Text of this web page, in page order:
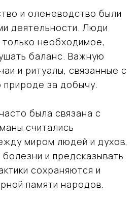
и оленеводство были
деятельности. Люди
необходимое,
баланс. Важную
и ритуалы, связанные с
за добычу.
была связана с
считались
миром людей и духов,
и предсказывать
сохраняются и
памяти народов.